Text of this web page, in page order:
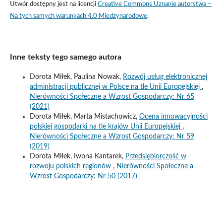
Utwór dostępny jest na licencji Creative Commons Uznanie autorstwa –
Na tych samych warunkach 4.0 Miedzynarodowe.
Inne teksty tego samego autora
Dorota Miłek, Paulina Nowak, Rozwój usług elektronicznej
administracji publicznej w Polsce na tle Unii Europejskiej ,
Nierówności Społeczne a Wzrost Gospodarczy: Nr 65
(2021)
Dorota Miłek, Marta Mistachowicz, Ocena innowacyjności
polskiej gospodarki na tle krajów Unii Europejskiej ,
Nierówności Społeczne a Wzrost Gospodarczy: Nr 59
(2019)
Dorota Miłek, Iwona Kantarek, Przedsiębiorczość w
rozwoju polskich regionów , Nierówności Społeczne a
Wzrost Gospodarczy: Nr 50 (2017)